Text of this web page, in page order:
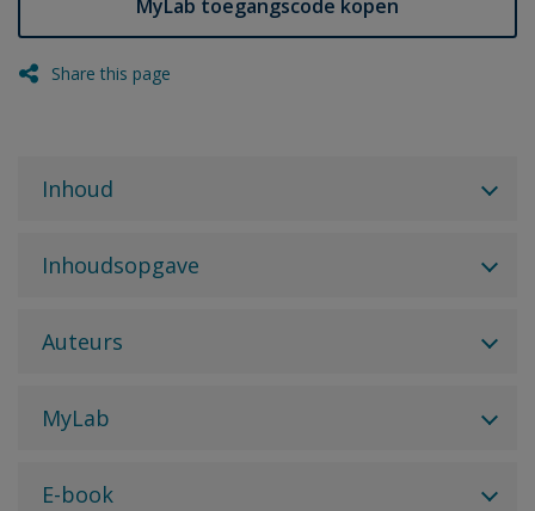
MyLab toegangscode kopen
Share this page
Inhoud
Inhoudsopgave
Auteurs
MyLab
E-book